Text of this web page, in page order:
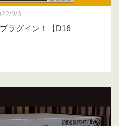
9/3
ラグイン！【D16